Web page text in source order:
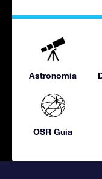
Astronomia
OSR Guia